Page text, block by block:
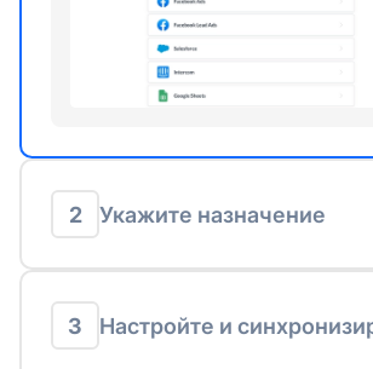
2 Укажите назначение
3 Настройте и